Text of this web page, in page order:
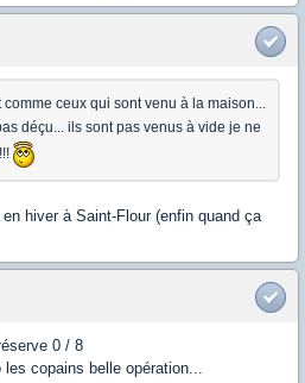
ceux qui sont venu à la maison...
déçu... ils sont pas venus à vide je ne
hiver à Saint-Flour (enfin quand ça
0 / 8
copains belle opération...